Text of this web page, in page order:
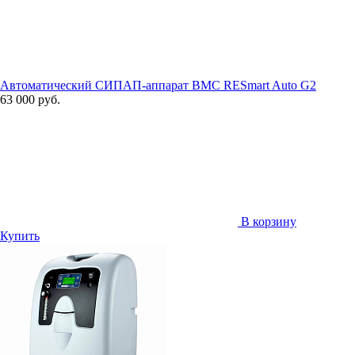
Автоматический СИПАП-аппарат BMC RESmart Auto G2
63 000 руб.
В корзину
Купить